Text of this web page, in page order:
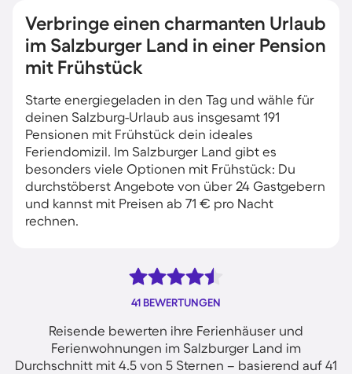
Verbringe einen charmanten Urlaub
im Salzburger Land in einer Pension
mit Frühstück
Starte energiegeladen in den Tag und wähle für
deinen Salzburg-Urlaub aus insgesamt 191
Pensionen mit Frühstück dein ideales
Feriendomizil. Im Salzburger Land gibt es
besonders viele Optionen mit Frühstück: Du
durchstöberst Angebote von über 24 Gastgebern
und kannst mit Preisen ab 71 € pro Nacht
rechnen.
41 BEWERTUNGEN
Reisende bewerten ihre Ferienhäuser und
Ferienwohnungen im Salzburger Land im
Durchschnitt mit 4.5 von 5 Sternen – basierend auf 41